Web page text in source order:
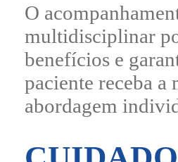
O
multidisciplinar
benefícios e
paciente receba a
abordagem